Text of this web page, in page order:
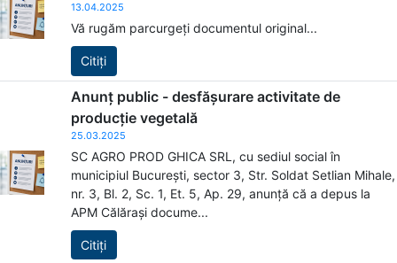
13.04.2025
Vă rugăm parcurgeți documentul original...
Citiți
Anunț public - desfășurare activitate de
producție vegetală
25.03.2025
SC AGRO PROD GHICA SRL, cu sediul social în
municipiul București, sector 3, Str. Soldat Setlian Mihale,
nr. 3, Bl. 2, Sc. 1, Et. 5, Ap. 29, anunță că a depus la
APM Călărași docume...
Citiți